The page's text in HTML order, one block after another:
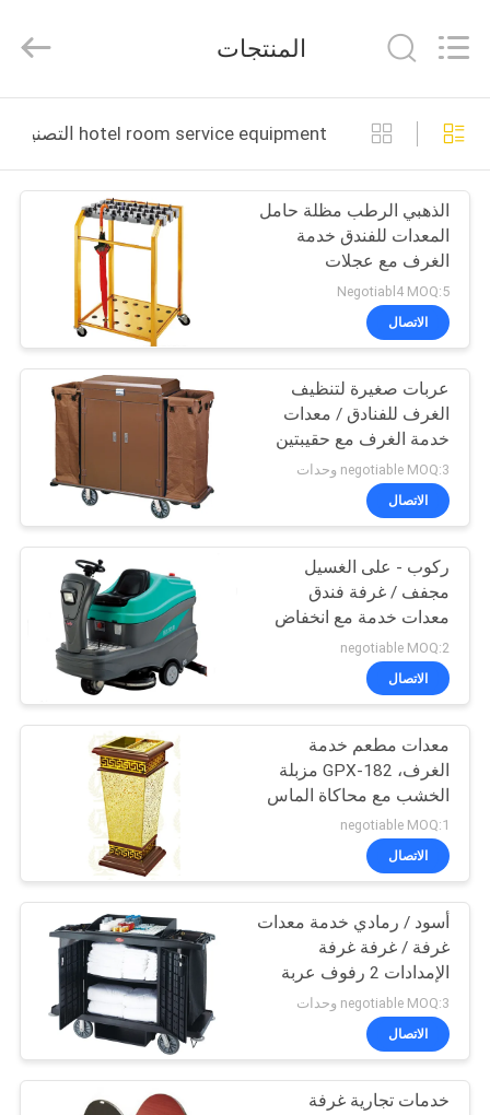
بيت
منتجات
أشرطة
فيديو
معلومات
جولة
في
المعمل
رقابة
جودة
اتصل
أخبار
حالات
خريطة
الموقع
equipments
limited.
Reserved.
المنتجات
hotel room service equipment التصنيع عبر الإنترنت
الذهبي الرطب مظلة حامل
المعدات للفندق خدمة
الغرف مع عجلات
Negotiabl4 MOQ:5
الاتصال
عربات صغيرة لتنظيف
الغرف للفنادق / معدات
خدمة الغرف مع حقيبتين
من الألياف الزجاجية الثقيلة
negotiable MOQ:3 وحدات
الاتصال
ركوب - على الغسيل
مجفف / غرفة فندق
معدات خدمة مع انخفاض
مستوى الضجيج تصميم
negotiable MOQ:2
الاتصال
معدات مطعم خدمة
الغرف، GPX-182 مزبلة
الخشب مع محاكاة الماس
negotiable MOQ:1
الاتصال
أسود / رمادي خدمة معدات
غرفة / غرفة غرفة
الإمدادات 2 رفوف عربة
النقل
negotiable MOQ:3 وحدات
الاتصال
خدمات تجارية غرفة